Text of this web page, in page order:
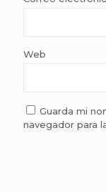
Web
Guarda mi
navegador para